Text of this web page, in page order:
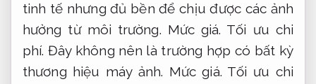
tinh tế nhưng đủ bền để chịu được các ảnh
hưởng từ môi trường. Mức giá. Tối ưu chi
phí. Đây không nên là trường hợp có bất kỳ
thương hiệu máy ảnh. Mức giá. Tối ưu chi